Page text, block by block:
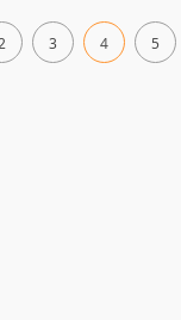
3 4 5